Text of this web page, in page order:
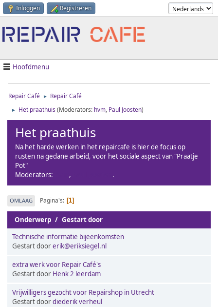
Inloggen Registreren
Hoofdmenu
Repair Café ► Repair Café
► Het praathuis (Moderators: hvm, Paul Joosten)
Het praathuis
Na het harde werken in het repaircafe is hier de focus op
rusten na gedane arbeid, voor het sociale aspect van "Praatje
Pot"
Moderators:
, .
OMLAAG Pagina's 1
Onderwerp / Gestart door
Technische informatie bijeenkomsten
Gestart doorerik@eriksiegel.nl
extra werk voor Repair Café's
Gestart door Henk 2 leerdam
Vrijwilligers gezocht voor Repairshop in Utrecht
Gestart doordiederik verheul